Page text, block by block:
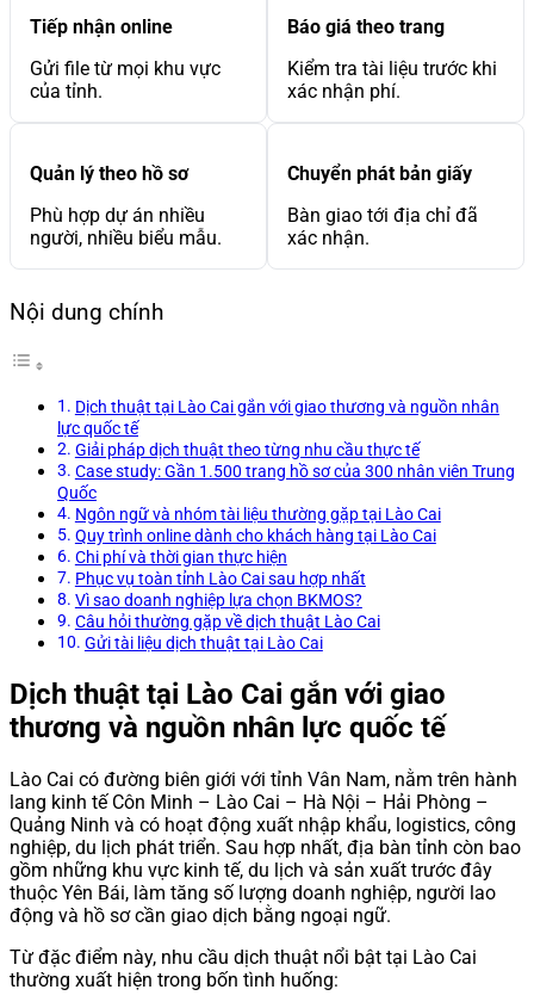
Tiếp nhận online
Gửi file từ mọi khu vực
của tỉnh.
Báo giá theo trang
Kiểm tra tài liệu trước khi
xác nhận phí.
Quản lý theo hồ sơ
Phù hợp dự án nhiều
người, nhiều biểu mẫu.
Chuyển phát bản giấy
Bàn giao tới địa chỉ đã
xác nhận.
Nội dung chính
Dịch thuật tại Lào Cai gắn với giao thương và nguồn nhân
lực quốc tế
Giải pháp dịch thuật theo từng nhu cầu thực tế
Case study: Gần 1.500 trang hồ sơ của 300 nhân viên Trung
Quốc
Ngôn ngữ và nhóm tài liệu thường gặp tại Lào Cai
Quy trình online dành cho khách hàng tại Lào Cai
Chi phí và thời gian thực hiện
Phục vụ toàn tỉnh Lào Cai sau hợp nhất
Vì sao doanh nghiệp lựa chọn BKMOS?
Câu hỏi thường gặp về dịch thuật Lào Cai
Gửi tài liệu dịch thuật tại Lào Cai
Dịch thuật tại Lào Cai gắn với giao
thương và nguồn nhân lực quốc tế
Lào Cai có đường biên giới với tỉnh Vân Nam, nằm trên hành
lang kinh tế Côn Minh – Lào Cai – Hà Nội – Hải Phòng –
Quảng Ninh và có hoạt động xuất nhập khẩu, logistics, công
nghiệp, du lịch phát triển. Sau hợp nhất, địa bàn tỉnh còn bao
gồm những khu vực kinh tế, du lịch và sản xuất trước đây
thuộc Yên Bái, làm tăng số lượng doanh nghiệp, người lao
động và hồ sơ cần giao dịch bằng ngoại ngữ.
Từ đặc điểm này, nhu cầu dịch thuật nổi bật tại Lào Cai
thường xuất hiện trong bốn tình huống: